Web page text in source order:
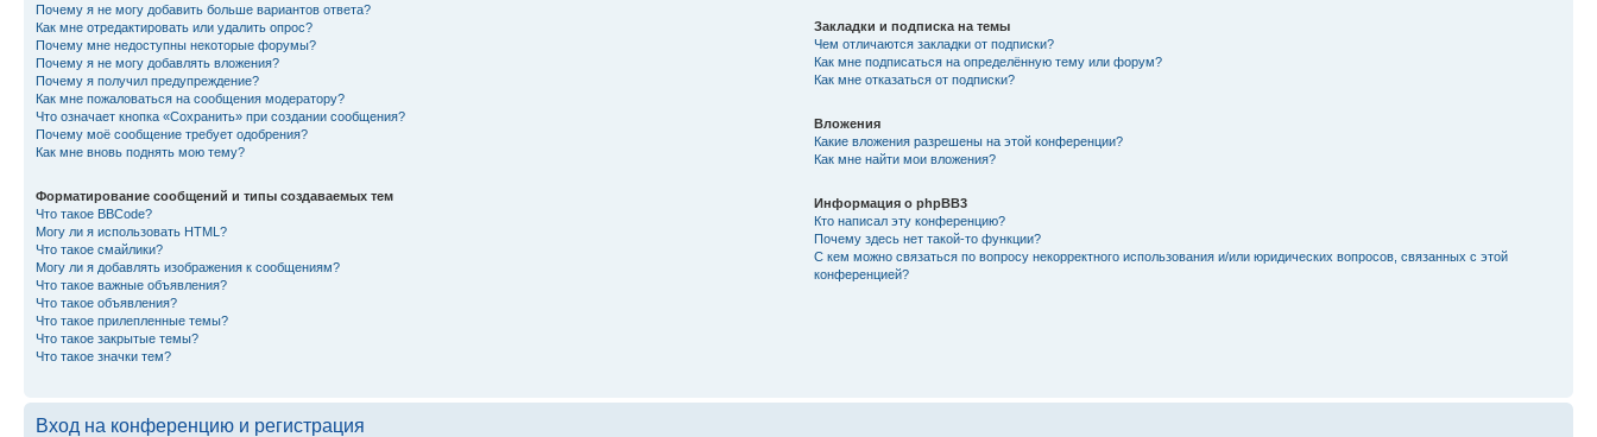
Почему я не могу добавить больше вариантов ответа?
Как мне отредактировать или удалить опрос?
Почему мне недоступны некоторые форумы?
Почему я не могу добавлять вложения?
Почему я получил предупреждение?
Как мне пожаловаться на сообщения модератору?
Что означает кнопка «Сохранить» при создании сообщения?
Почему моё сообщение требует одобрения?
Как мне вновь поднять мою тему?
Форматирование сообщений и типы создаваемых тем
Что такое BBCode?
Могу ли я использовать HTML?
Что такое смайлики?
Могу ли я добавлять изображения к сообщениям?
Что такое важные объявления?
Что такое объявления?
Что такое прилепленные темы?
Что такое закрытые темы?
Что такое значки тем?
Закладки и подписка на темы
Чем отличаются закладки от подписки?
Как мне подписаться на определённую тему или форум?
Как мне отказаться от подписки?
Вложения
Какие вложения разрешены на этой конференции?
Как мне найти мои вложения?
Информация о phpBB3
Кто написал эту конференцию?
Почему здесь нет такой-то функции?
С кем можно связаться по вопросу некорректного использования и/или юридических вопросов, связанных с этой
конференцией?
Вход на конференцию и регистрация